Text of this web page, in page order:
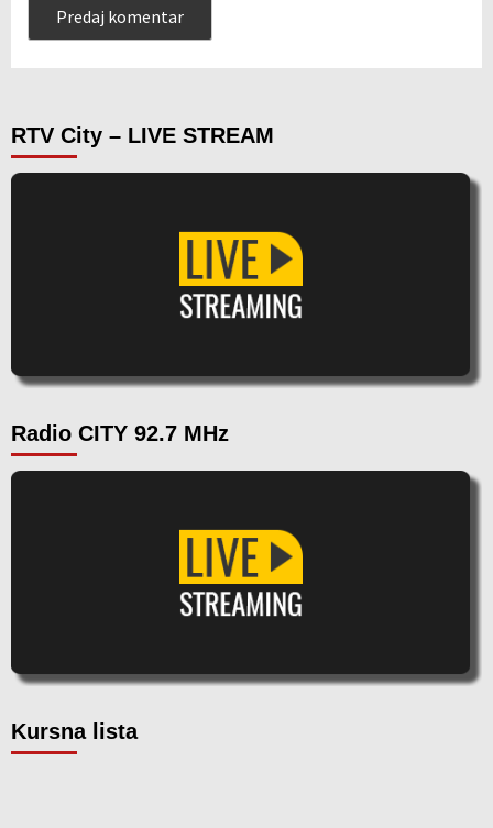
RTV City – LIVE STREAM
Radio CITY 92.7 MHz
Kursna lista